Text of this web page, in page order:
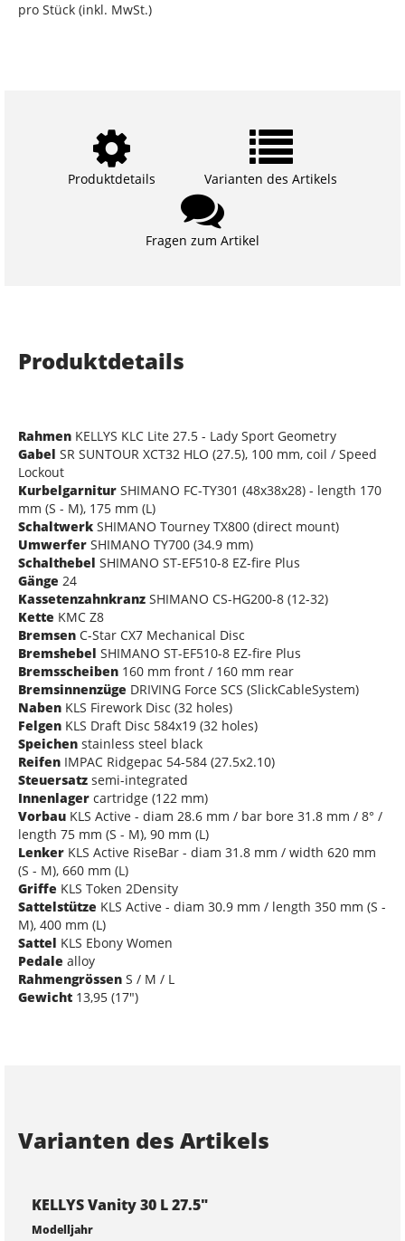
pro Stück (inkl. MwSt.)
Produktdetails Varianten des Artikels
Fragen zum Artikel
Produktdetails
Rahmen KELLYS KLC Lite 27.5 - Lady Sport Geometry
Gabel SR SUNTOUR XCT32 HLO (27.5), 100 mm, coil / Speed
Lockout
Kurbelgarnitur SHIMANO FC-TY301 (48x38x28) - length 170
mm (S - M), 175 mm (L)
Schaltwerk SHIMANO Tourney TX800 (direct mount)
Umwerfer SHIMANO TY700 (34.9 mm)
Schalthebel SHIMANO ST-EF510-8 EZ-fire Plus
Gänge 24
Kassetenzahnkranz SHIMANO CS-HG200-8 (12-32)
Kette KMC Z8
Bremsen C-Star CX7 Mechanical Disc
Bremshebel SHIMANO ST-EF510-8 EZ-fire Plus
Bremsscheiben 160 mm front / 160 mm rear
Bremsinnenzüge DRIVING Force SCS (SlickCableSystem)
Naben KLS Firework Disc (32 holes)
Felgen KLS Draft Disc 584x19 (32 holes)
Speichen stainless steel black
Reifen IMPAC Ridgepac 54-584 (27.5x2.10)
Steuersatz semi-integrated
Innenlager cartridge (122 mm)
Vorbau KLS Active - diam 28.6 mm / bar bore 31.8 mm / 8° /
length 75 mm (S - M), 90 mm (L)
Lenker KLS Active RiseBar - diam 31.8 mm / width 620 mm
(S - M), 660 mm (L)
Griffe KLS Token 2Density
Sattelstütze KLS Active - diam 30.9 mm / length 350 mm (S -
M), 400 mm (L)
Sattel KLS Ebony Women
Pedale alloy
Rahmengrössen S / M / L
Gewicht 13,95 (17")
Varianten des Artikels
KELLYS Vanity 30 L 27.5"
Modelljahr